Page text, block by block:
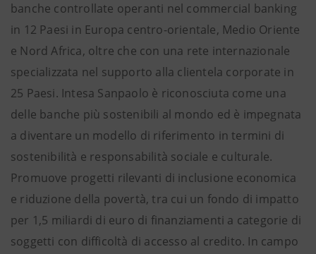
banche controllate operanti nel commercial banking
in 12 Paesi in Europa centro-orientale, Medio Oriente
e Nord Africa, oltre che con una rete internazionale
specializzata nel supporto alla clientela corporate in
25 Paesi. Intesa Sanpaolo è riconosciuta come una
delle banche più sostenibili al mondo ed è impegnata
a diventare un modello di riferimento in termini di
sostenibilità e responsabilità sociale e culturale.
Promuove progetti rilevanti di inclusione economica
e riduzione della povertà, tra cui un fondo di impatto
per 1,5 miliardi di euro di finanziamenti a categorie di
soggetti con difficoltà di accesso al credito. In campo